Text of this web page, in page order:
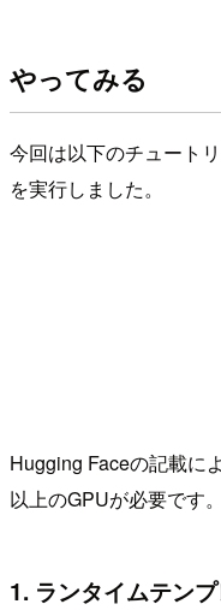
やってみる
今回は以下のチュート
を実行しました。
Hugging Faceの記載に
以上のGPUが必要です。
1. ランタイムテン